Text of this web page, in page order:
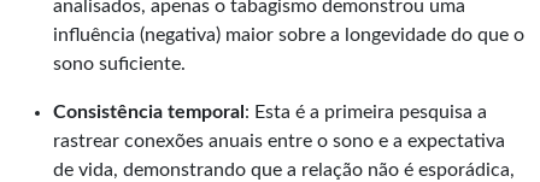
analisados, apenas o tabagismo demonstrou uma
influência (negativa) maior sobre a longevidade do que o
sono suficiente.
Consistência temporal : Esta é a primeira pesquisa a
rastrear conexões anuais entre o sono e a expectativa
de vida, demonstrando que a relação não é esporádica,